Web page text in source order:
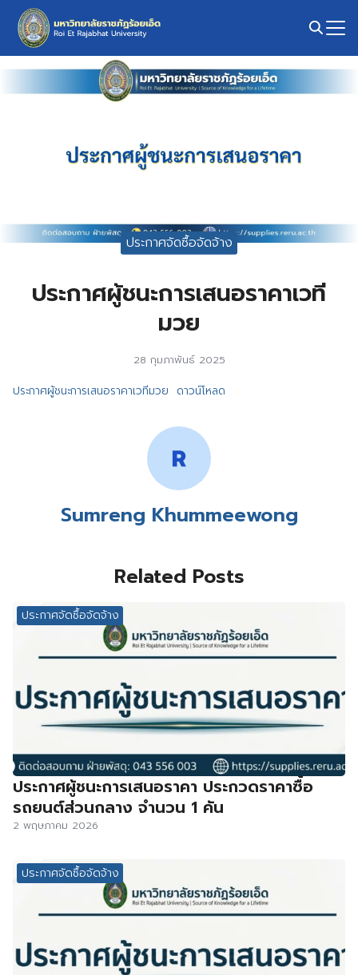
Skip
content
ประกาศจัดซื้อจัดจ้าง
ประกาศผู้ชนะการเสนอราคาเวที
มวย
28 กุมภาพันธ์ 2025
ประกาศผู้ชนะการเสนอราคาเวทีมวย ดาวน์โหลด
Sumreng Khummeewong
Related Posts
ประกาศจัดซื้อจัดจ้าง
ประกาศผู้ชนะการเสนอราคา ประกวดราคาซื้อ
รถยนต์ส่วนกลาง จำนวน 1 คัน
2 พฤษภาคม 2026
ประกาศจัดซื้อจัดจ้าง